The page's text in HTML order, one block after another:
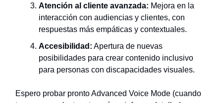
Atención al cliente avanzada: Mejora en la
interacción con audiencias y clientes, con
respuestas más empáticas y contextuales.
Accesibilidad: Apertura de nuevas
posibilidades para crear contenido inclusivo
para personas con discapacidades visuales.
Espero probar pronto Advanced Voice Mode (cuando